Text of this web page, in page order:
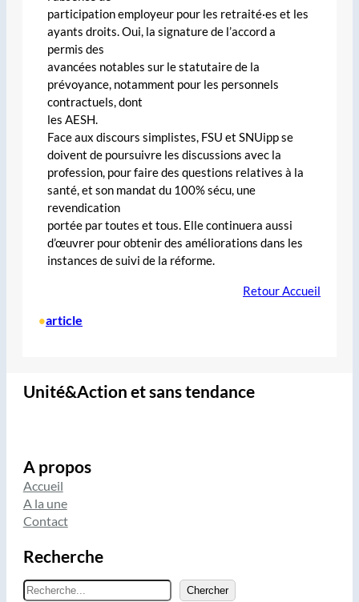
participation employeur pour les retraité·es et les
ayants droits. Oui, la signature de l’accord a
permis des
avancées notables sur le statutaire de la
prévoyance, notamment pour les personnels
contractuels, dont
les AESH.
Face aux discours simplistes, FSU et SNUipp se
doivent de poursuivre les discussions avec la
profession, pour faire des questions relatives à la
santé, et son mandat du 100% sécu, une
revendication
portée par toutes et tous. Elle continuera aussi
d’œuvrer pour obtenir des améliorations dans les
instances de suivi de la réforme.
Retour Accueil
•article
Unité&Action et sans tendance
A propos
Accueil
A la une
Contact
Recherche
R Chercher